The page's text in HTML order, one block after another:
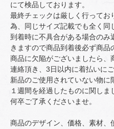
にて検品しております。
最終チェックは厳しく行ってお
為、同じサイズ記載でも全く同
到着時に不具合がある場合の
きますので商品到着後必ず商品
商品に欠陥がございましたら
連絡頂き、3日以内に着払いに
新品のご使用されていない物に
１週間を経過したものに関し
何卒ご了承くださいませ。
商品のデザイン、価格、素材、